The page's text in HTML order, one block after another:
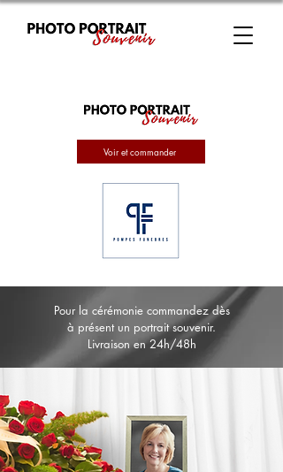
Voir et commander
Pour la cérémonie commandez dès
à présent un portrait souvenir.
Livraison en 24h/48h